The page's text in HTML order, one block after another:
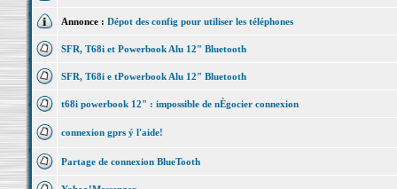
Annonce : Dépot des config pour utiliser les téléphones
SFR, T68i et Powerbook Alu 12" Bluetooth
SFR, T68i e tPowerbook Alu 12" Bluetooth
t68i powerbook 12" : impossible de nÈgocier connexion
connexion gprs ý l'aide!
Partage de connexion BlueTooth